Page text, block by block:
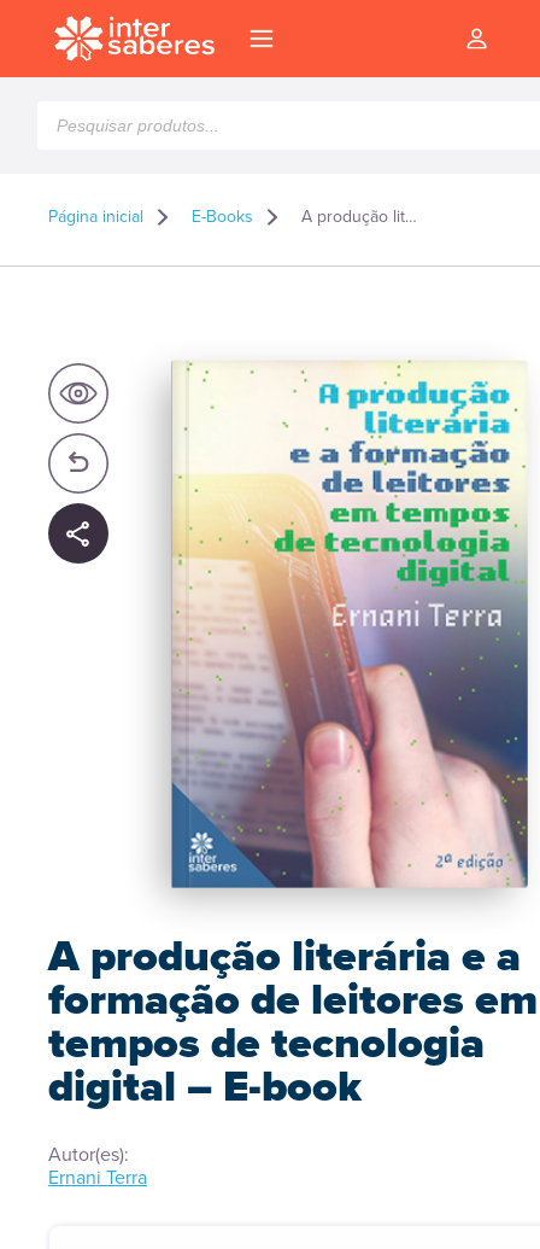
produtos
Página inicial E-Books A produção literária e a formação de leitores em tempos de tecnologia digital – E-book
A produção literária e a
formação de leitores em
tempos de tecnologia
digital – E-book
Autor(es):
Ernani Terra